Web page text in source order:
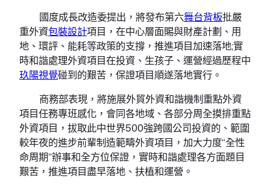
國度成長改造委提出，將發布第六舞台背板批嚴
重外資包裝設計項目，在中心層面賜與財產計劃、用
地、環評、能耗等政策的支撐，推進項目加速落地;實
時和諧處理外資項目在投資、生孩子、運營經過歷程中
玖陽視覺碰到的艱苦，保證項目順遂落地實行。
商務部表現，將施展外貿外資和諧機制重點外資
項目任務專班感化，會同各地域、各部分周全摸排重點
外資項目，拔取此中世界500強跨國公司投資的、範圍
較年夜的進步前輩制造範疇外資項目，加大力度“全性
命周期”辦事和全方位保證，實時和諧處理各方面題目
艱苦，推進項目盡早落地、扶植和運營。